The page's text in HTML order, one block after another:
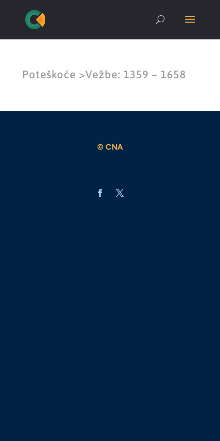
Poteškoće >Vežbe: 1359 – 1658
© CNA